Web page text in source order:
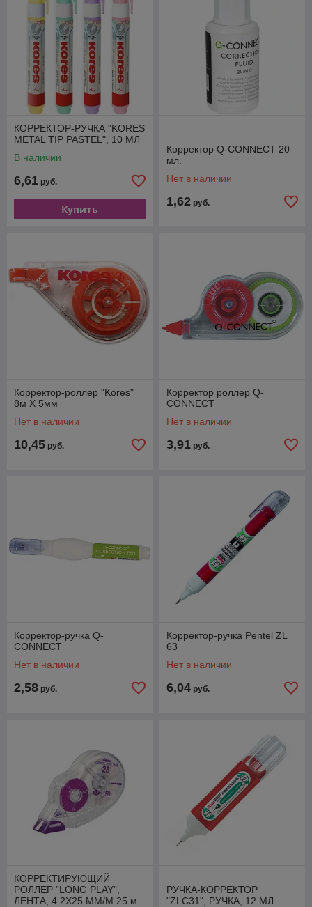
КОРРЕКТОР-РУЧКА "KORES
METAL TIP PASTEL", 10 МЛ
В наличии
6,61 руб.
Купить
Корректор Q-CONNECT 20
мл.
Нет в наличии
1,62 руб.
Корректор-роллер "Kores"
8м Х 5мм
Нет в наличии
10,45 руб.
Корректор роллер Q-
CONNECT
Нет в наличии
3,91 руб.
Корректор-ручка Q-
CONNECT
Нет в наличии
2,58 руб.
Корректор-ручка Pentel ZL
63
Нет в наличии
6,04 руб.
КОРРЕКТИРУЮЩИЙ
РОЛЛЕР "LONG PLAY",
ЛЕНТА, 4.2X25 ММ/М 25 м
РУЧКА-КОРРЕКТОР
"ZLC31", РУЧКА, 12 МЛ